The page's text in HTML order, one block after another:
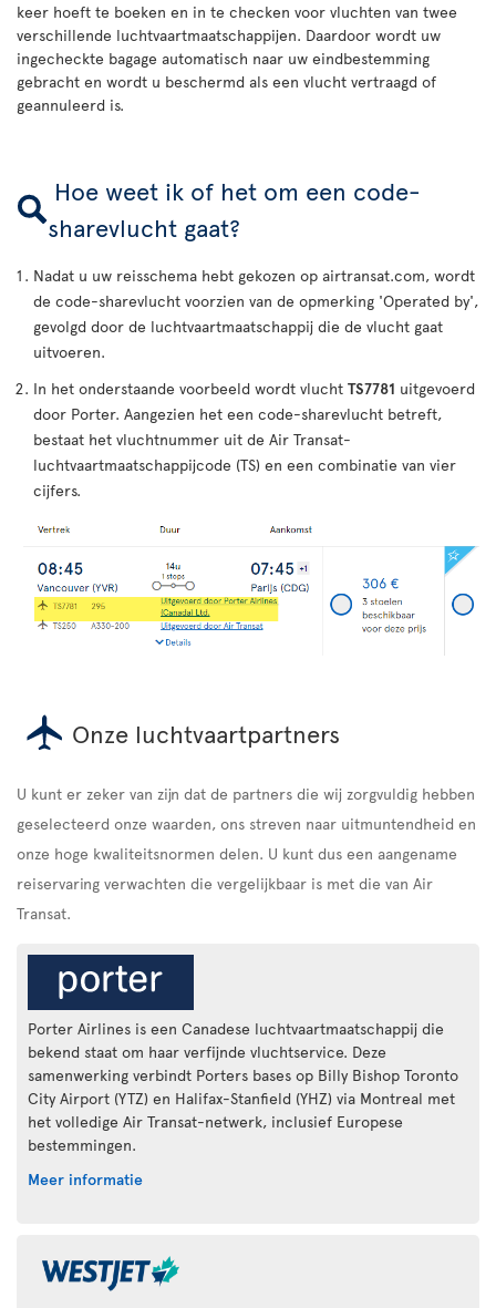
keer hoeft te boeken en in te checken voor vluchten van twee
verschillende luchtvaartmaatschappijen. Daardoor wordt uw
ingecheckte bagage automatisch naar uw eindbestemming
gebracht en wordt u beschermd als een vlucht vertraagd of
geannuleerd is.
Hoe weet ik of het om een code-
sharevlucht gaat?
Nadat u uw reisschema hebt gekozen op airtransat.com, wordt
de code-sharevlucht voorzien van de opmerking 'Operated by',
gevolgd door de luchtvaartmaatschappij die de vlucht gaat
uitvoeren.
In het onderstaande voorbeeld wordt vlucht TS7781 uitgevoerd
door Porter. Aangezien het een code-sharevlucht betreft,
bestaat het vluchtnummer uit de Air Transat-
luchtvaartmaatschappijcode (TS) en een combinatie van vier
cijfers.
Onze luchtvaartpartners
U kunt er zeker van zijn dat de partners die wij zorgvuldig hebben
geselecteerd onze waarden, ons streven naar uitmuntendheid en
onze hoge kwaliteitsnormen delen. U kunt dus een aangename
reiservaring verwachten die vergelijkbaar is met die van Air
Transat.
Porter Airlines is een Canadese luchtvaartmaatschappij die
bekend staat om haar verfijnde vluchtservice. Deze
samenwerking verbindt Porters bases op Billy Bishop Toronto
City Airport (YTZ) en Halifax-Stanfield (YHZ) via Montreal met
het volledige Air Transat-netwerk, inclusief Europese
bestemmingen.
Meer informatie